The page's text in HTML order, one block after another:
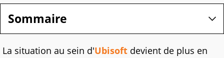
Sommaire
La situation au sein d'Ubisoft devient de plus en